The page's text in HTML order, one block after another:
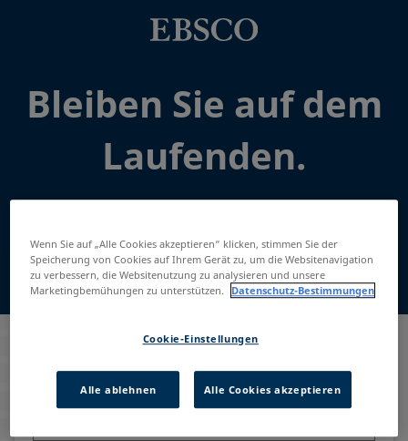
Bleiben Sie auf dem
Laufenden.
*
E-Mail-Adresse:
Wenn Sie auf „Alle Cookies akzeptieren“ klicken, stimmen Sie der
Speicherung von Cookies auf Ihrem Gerät zu, um die Websitenavigation
zu verbessern, die Websitenutzung zu analysieren und unsere
Marketingbemühungen zu unterstützen.
Datenschutz-Bestimmungen
Cookie-Einstellungen
Alle ablehnen Alle Cookies akzeptieren